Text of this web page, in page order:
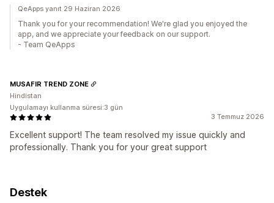
QeApps yanıt 29 Haziran 2026
Thank you for your recommendation! We're glad you enjoyed the
app, and we appreciate your feedback on our support.
- Team QeApps
3 Temmuz 2026
Excellent support! The team resolved my issue quickly and
professionally. Thank you for your great support
MUSAFIR TREND ZONE
Hindistan
Uygulamayı kullanma süresi:3 gün
Destek